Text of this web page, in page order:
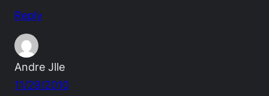
Reply
Andre Jlle
11/29/2010